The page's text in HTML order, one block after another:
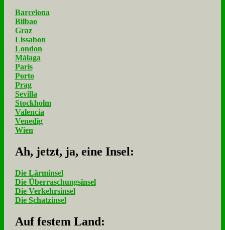
Barcelona
Bilbao
Graz
Lissabon
London
Málaga
Paris
Porto
Prag
Sevilla
Stockholm
Valencia
Venedig
Wien
Ah, jetzt, ja, ei­ne In­sel:
Die Lärminsel
Die Überraschungsinsel
Die Verkehrsinsel
Die Schatzinsel
Auf fe­stem Land: